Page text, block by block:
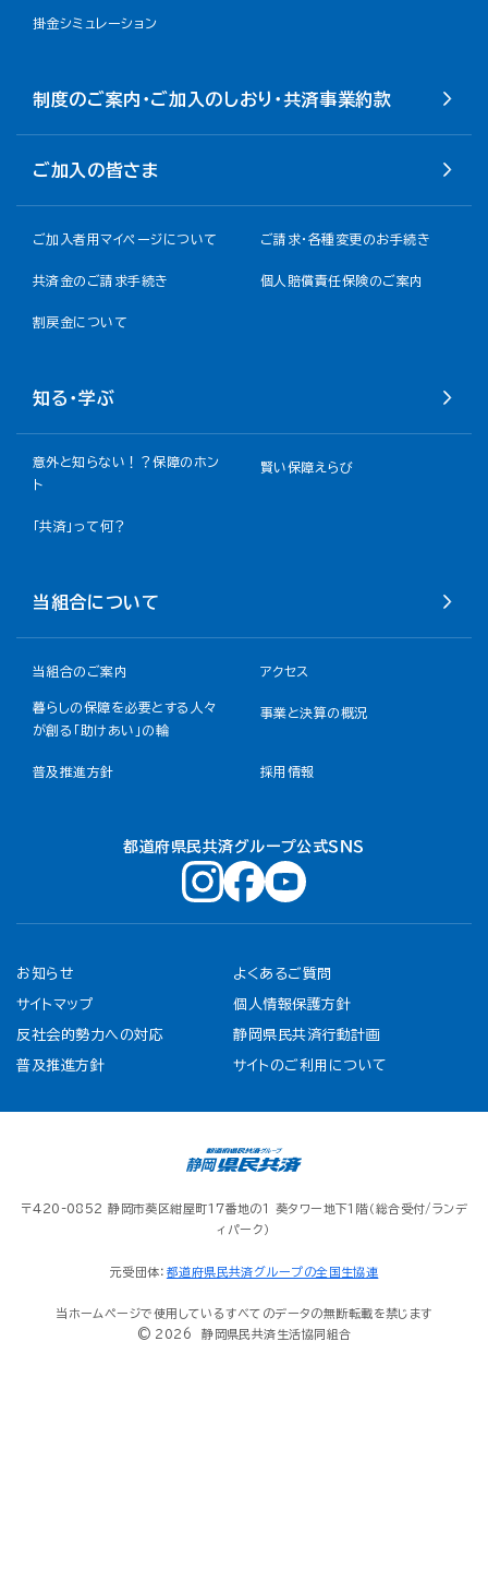
掛金シミュレーション
制度のご案内・ご加入のしおり・共済事業約款
ご加入の皆さま
ご加入者用マイページについて ご請求・各種変更のお手続き
共済金のご請求手続き 個人賠償責任保険のご案内
割戻金について​
知る・学ぶ
意外と知らない！？保障のホン
ト
賢い保障えらび
「共済」って何？
当組合について
当組合のご案内 アクセス
暮らしの保障を必要とする人々
が創る「助けあい」の輪
事業と決算の概況
普及推進方針 採用情報
都道府県民共済グループ公式ＳＮＳ
お知らせ よくあるご質問
サイトマップ 個人情報保護方針
反社会的勢力への対応 静岡県民共済行動計画
普及推進方針 サイトのご利用について
〒420-0852 静岡市葵区紺屋町17番地の１ 葵タワー地下1階（総合受付/ランデ
ィパーク）
元受団体： 都道府県民共済グループの全国生協連
当ホームページで使用しているすべてのデータの無断転載を禁じます
© 2026 静岡県民共済生活協同組合